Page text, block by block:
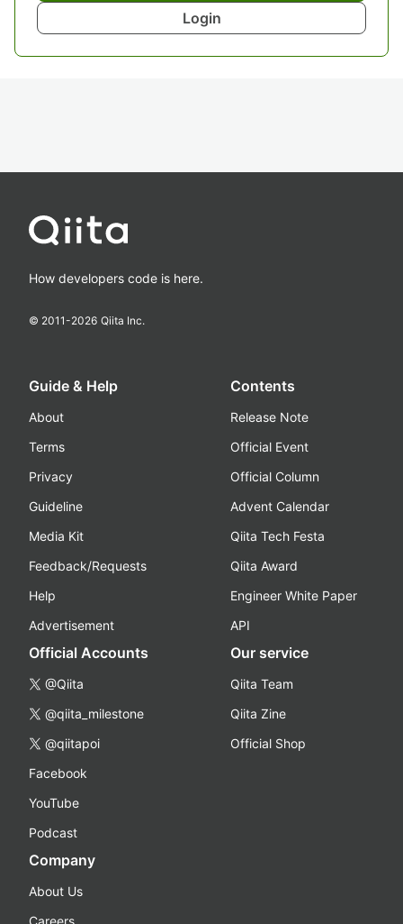
Login
How developers code is here.
© 2011-2026 Qiita Inc.
Guide & Help
About
Terms
Privacy
Guideline
Media Kit
Feedback/Requests
Help
Advertisement
Contents
Release Note
Official Event
Official Column
Advent Calendar
Qiita Tech Festa
Qiita Award
Engineer White Paper
API
Official Accounts
@Qiita
@qiita_milestone
@qiitapoi
Facebook
YouTube
Podcast
Our service
Qiita Team
Qiita Zine
Official Shop
Company
About Us